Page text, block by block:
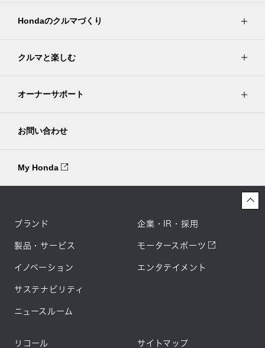
Hondaのクルマづくり
クルマと楽しむ
オーナーサポート
お問い合わせ
My Honda
ブランド
製品・サービス
イノベーション
サステナビリティ
ニュースルーム
企業・IR・採用
モータースポーツ
エンタテイメント
リコール サイトマップ